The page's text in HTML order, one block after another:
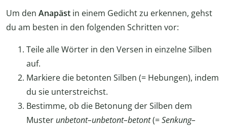
Um den Anapäst in einem Gedicht zu erkennen, gehst
du am besten in den folgenden Schritten vor:
Teile alle Wörter in den Versen in einzelne Silben
auf.
Markiere die betonten Silben (= Hebungen), indem
du sie unterstreichst.
Bestimme, ob die Betonung der Silben dem
Muster unbetont–unbetont–betont(=Senkung–